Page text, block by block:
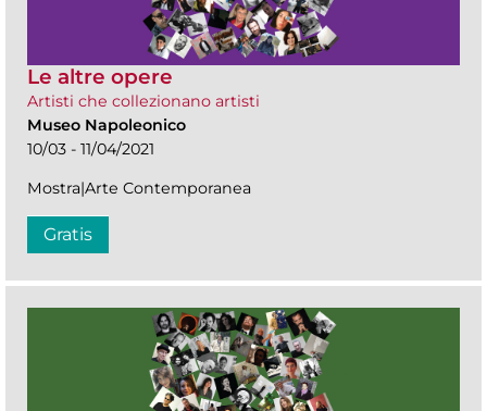
Le altre opere
Artisti che collezionano artisti
Museo Napoleonico
10/03 - 11/04/2021
Mostra|Arte Contemporanea
Gratis